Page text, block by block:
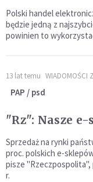
Polski handel
będzie jedną z
powinien to
13 lat temu WIADOMOŚCI
PAP / psd
"Rz": Nasze
Sprzedaż na rynki
proc. polskich e-
pisze "Rzeczpospolita",
r.